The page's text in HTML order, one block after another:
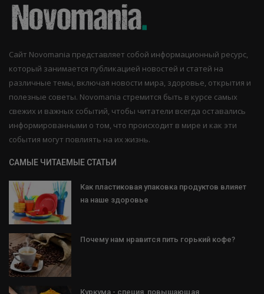
Сайт Novomania представляет собой информационный ресурс,
который занимается публикацией новостей и статей на
различные темы, включая новости мира, здоровье, открытия и
полезные советы. Novomania стремится быть в курсе самых
свежих и важных событий, чтобы читатели всегда оставались
информированными о том, что происходит в мире и как эти
события могут повлиять на их жизнь.
САМЫЕ ЧИТАЕМЫЕ СТАТЬИ
Как пластиковая упаковка продуктов влияет
на наше здоровье
Почему нам нравится пить горький кофе?
Куркума - специя, повышающая